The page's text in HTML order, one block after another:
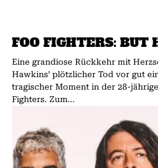
FOO FIGHTERS: BUT
Eine grandiose Rückkehr mit
Hawkins’ plötzlicher Tod vor gut
tragischer Moment in der 28-
Fighters. Zum...